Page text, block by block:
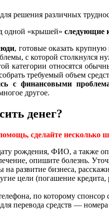
для решения различных
одной «крышей» следующие
, готовые оказать
с которой столкнулся
категории относятся
требуемый объем
с финансовыми
другое.
денег?
сделайте несколько
рождения, ФИО, а также
опишите болезнь.
на развитие бизнеса,
цели (погашение
по которому
перевода средств —